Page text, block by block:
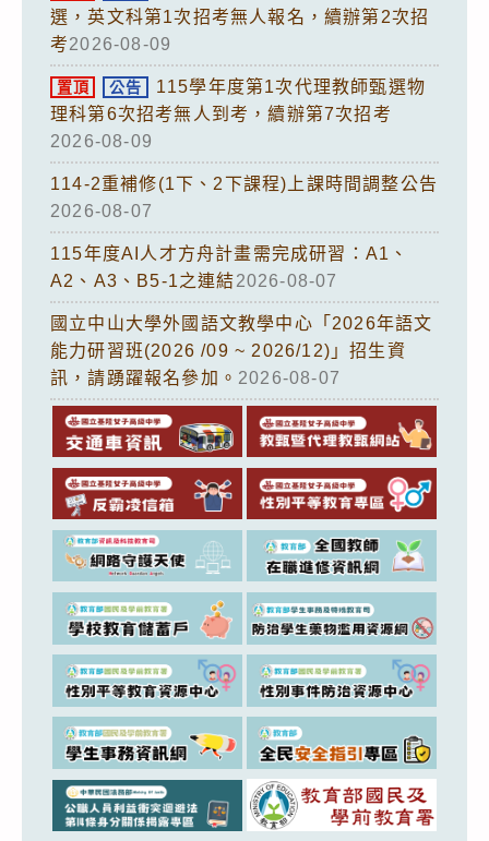
選，英文科第1次招考無人報名，續辦第2次招
考2026-08-09
置頂 公告
115學年度第1次代理教師甄選物
理科第6次招考無人到考，續辦第7次招考
2026-08-09
114-2重補修(1下、2下課程)上課時間調整公告
2026-08-07
115年度AI人才方舟計畫需完成研習：A1、
A2、A3、B5-1之連結2026-08-07
國立中山大學外國語文教學中心「2026年語文
能力研習班(2026 /09 ~ 2026/12)」招生資
訊，請踴躍報名參加。 2026-08-07